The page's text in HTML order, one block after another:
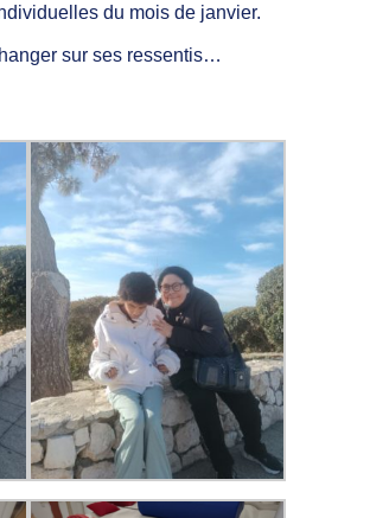
du mois de janvier.
sur ses ressentis…